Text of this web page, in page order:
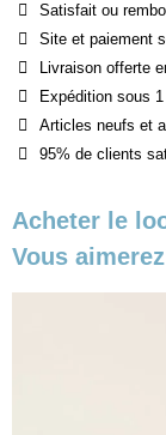
Satisfait ou
Site et paiement
Livraison offerte
Expédition sous
Articles neufs et
95% de clients
Acheter le
Vous